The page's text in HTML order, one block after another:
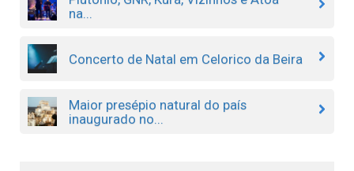
na...
Concerto de Natal em Celorico da Beira
Maior presépio natural do país
inaugurado no...